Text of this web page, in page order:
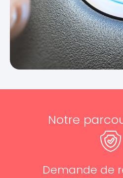
Notre
Demande de